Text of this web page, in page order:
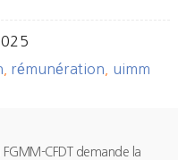
rémunération uimm
FGMM-CFDT demande la